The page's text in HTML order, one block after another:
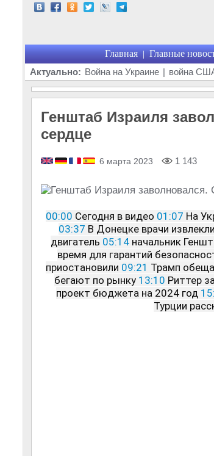
Главная | Главные
Актуально: Война на Украине | война
Генштаб Израиля
сердце
6 марта 2023 1 143
00:00 Сегодня в видео 01:07 На
03:37 В Донецке врачи
двигатель 05:14 начальник
время для гарантий
приостановили 09:21 Трамп
бегают по рынку 13:10 Риттер
проект бюджета на 2024 год
Турции